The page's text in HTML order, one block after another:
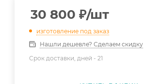
30 800 ₽/шт
изготовление под заказ
Нашли дешевле? Сделаем скидку
Срок доставки, дней - 21